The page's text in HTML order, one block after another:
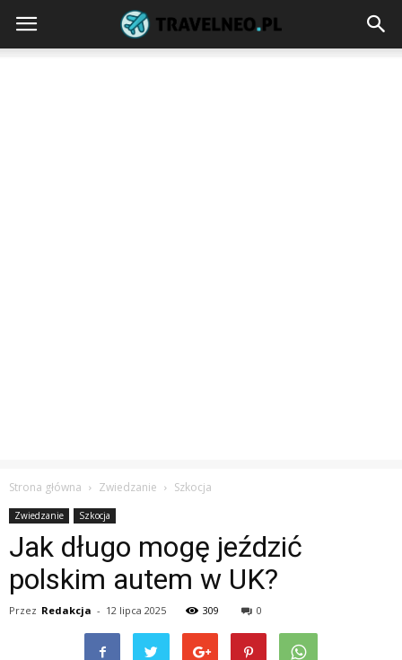
Strona główna Zwiedzanie Szkocja
Zwiedzanie Szkocja
Jak długo mogę jeździć
polskim autem w UK?
Przez Redakcja - 12 lipca 2025 309 0